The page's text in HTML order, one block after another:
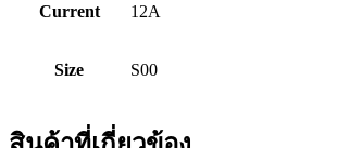
Current 12A
Size S00